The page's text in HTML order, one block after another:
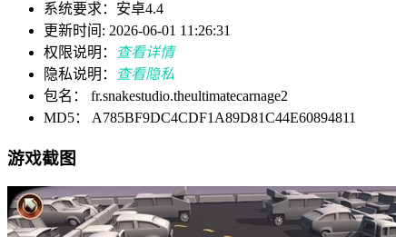
系统要求：安卓4.4
更新时间: 2026-06-01 11:26:31
权限说明：
查看详情
隐私说明：
查看隐私
包名： fr.snakestudio.theultimatecarnage2
MD5： A785BF9DC4CDF1A89D81C44E60894811
游戏截图